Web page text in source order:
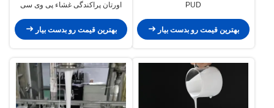
PUD
بهترین قیمت رو بدست بیار
اورتان پراکندگی غشاء پی وی سی
بهترین قیمت رو بدست بیار